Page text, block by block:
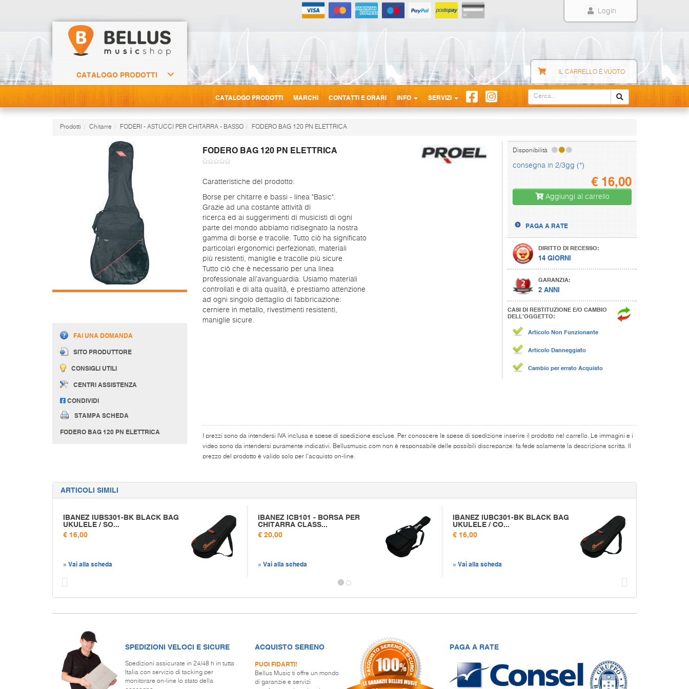
Login
CATALOGO PRODOTTI IL CARRELLO È VUOTO
CATALOGO PRODOTTI MARCHI CONTATTI E ORARI INFO SERVIZI
Prodotti Chitarre FODERI - ASTUCCI PER CHITARRA - BASSO FODERO BAG 120 PN ELETTRICA
FODERO BAG 120 PN ELETTRICA
FAI UNA DOMANDA
SITO PRODUTTORE
CONSIGLI UTILI
CENTRI ASSISTENZA
CONDIVIDI
STAMPA SCHEDA
FODERO BAG 120 PN ELETTRICA
Caratteristiche del prodotto:
Borse per chitarre e bassi - linea "Basic".
Grazie ad una costante attività di
ricerca ed ai suggerimenti di musicisti di ogni
parte del mondo abbiamo ridisegnato la nostra
gamma di borse e tracolle. Tutto ciò ha significato
particolari ergonomici perfezionati, materiali
più resistenti, maniglie e tracolle più sicure.
Tutto ciò che è necessario per una linea
professionale all’avanguardia. Usiamo materiali
controllati e di alta qualità, e prestiamo attenzione
ad ogni singolo dettaglio di fabbricazione:
cerniere in metallo, rivestimenti resistenti,
maniglie sicure.
Disponibilità
consegna in 2/3gg (*)
€16,00
Aggiungi al carrello
PAGA A RATE
DIRITTO DI RECESSO:
14 GIORNI
GARANZIA:
2 ANNI
CASI DI RESTITUZIONE E/O CAMBIO
DELL’OGGETTO:
Articolo Non Funzionante
Articolo Danneggiato
Cambio per errato Acquisto
I prezzi sono da intendersi IVA inclusa e spese di spedizione escluse. Per conoscere le spese di spedizione inserire il prodotto nel carrello. Le immagini e i
video sono da intendersi puramente indicativi. Bellusmusic.com non è responsabile delle possibili discrepanze: fa fede solamente la descrizione scritta. Il
prezzo del prodotto è valido solo per l'acquisto on-line.
ARTICOLI SIMILI
IBANEZ IUBS301-BK BLACK BAG
UKULELE / SO...
€ 16,00
» Vai alla scheda
IBANEZ ICB101 - BORSA PER
CHITARRA CLASS...
€ 20,00
» Vai alla scheda
IBANEZ IUBC301-BK BLACK BAG
UKULELE / CO...
€ 16,00
» Vai alla scheda
SPEDIZIONI VELOCI E SICURE
Spedizioni assicurate in 24/48 h in tutta
Italia con servizio di tacking per
monitorare on-line lo stato della
ACQUISTO SERENO
PUOI FIDARTI!
Bellus Music ti offre un mondo
di garanzie e servizi
PAGA A RATE